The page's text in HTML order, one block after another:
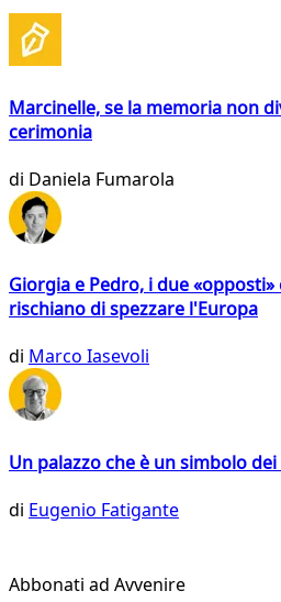
Marcinelle, se la memoria non
cerimonia
di Daniela Fumarola
Giorgia e Pedro, i due
rischiano di spezzare l'Europa
di Marco Iasevoli
Un palazzo che è un simbolo
di Eugenio Fatigante
Abbonati ad Avvenire